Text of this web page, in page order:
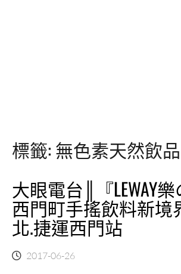
標籤: 無色素天然飲品
大眼電台║『LEWAY
西門町手搖飲料新境
北.捷運西門站
2017-06-26